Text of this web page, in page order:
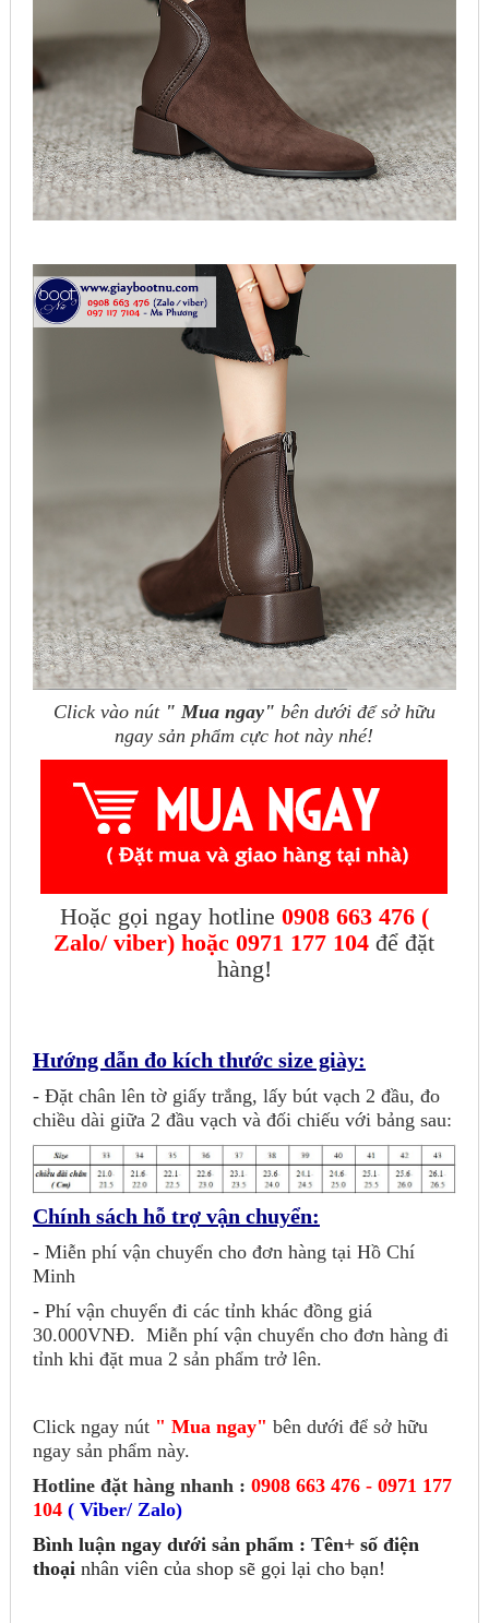
Click vào nút " Mua ngay" bên dưới để sở hữu
ngay sản phẩm cực hot này nhé!
Hoặc gọi ngay hotline 0908 663 476 (
Zalo/ viber) hoặc 0971 177 104 để đặt
hàng!
Hướng dẫn đo kích thước size giày:
- Đặt chân lên tờ giấy trắng, lấy bút vạch 2 đầu, đo
chiều dài giữa 2 đầu vạch và đối chiếu với bảng sau:
Chính sách hỗ trợ vận chuyển:
- Miễn phí vận chuyển cho đơn hàng tại Hồ Chí
Minh
- Phí vận chuyển đi các tỉnh khác đồng giá
30.000VNĐ. Miễn phí vận chuyển cho đơn hàng đi
tỉnh khi đặt mua 2 sản phẩm trở lên.
Click ngay nút" Mua ngay" bên dưới để sở hữu
ngay sản phẩm này.
Hotline đặt hàng nhanh : 0908 663 476 - 0971 177
104( Viber/ Zalo)
Bình luận ngay dưới sản phẩm : Tên+ số điện
thoại nhân viên của shop sẽ gọi lại cho bạn!